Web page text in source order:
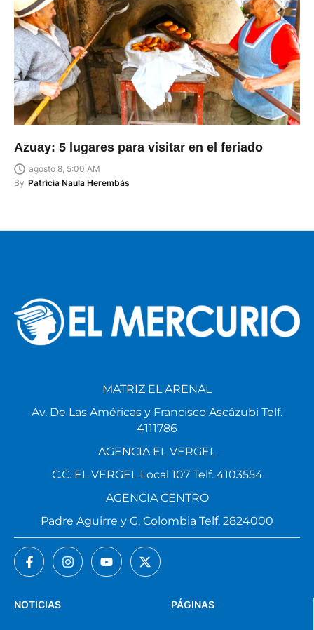
Azuay: 5 lugares para visitar en el feriado
agosto 8, 5:00 AM
By Patricia Naula Herembás
PÁGINAS
NOTICIAS
MATRIZ EL ARENAL
Av. De Las Américas y Francisco Ascázubi Telf.
4111786
AGENCIA EL VERGEL
C.C. EL VERGEL Local 107 Telf. 4103554
AGENCIA CENTRO
Padre Aguirre y G. Colombia Telf. 2824000